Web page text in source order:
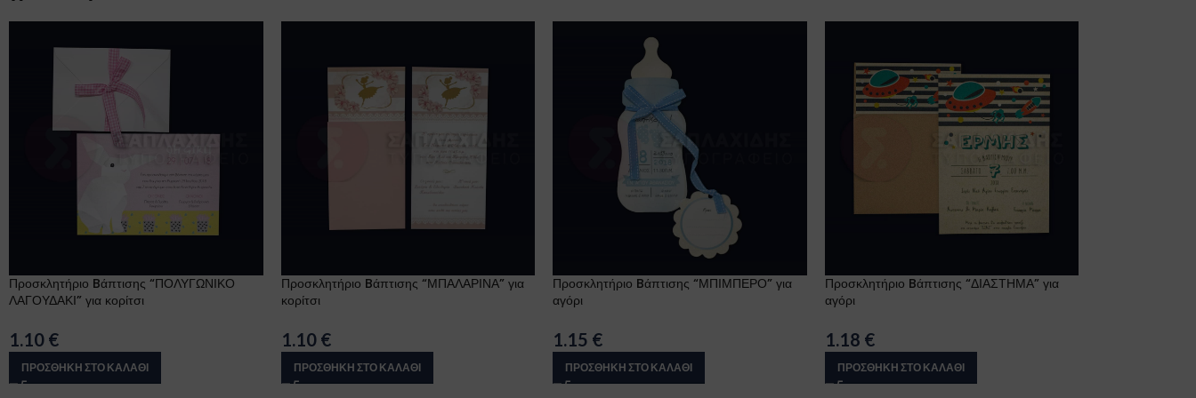
Προσκλητήριο Bάπτισης “ΠΟΛΥΓΩΝΙΚΟ
ΛΑΓΟΥΔΑΚΙ” για κορίτσι
1.10 €
ΠΡΟΣΘΉΚΗ ΣΤΟ ΚΑΛΆΘΙ
Προσκλητήριο Bάπτισης “ΜΠΑΛΑΡΙΝΑ” για
κορίτσι
1.10 €
ΠΡΟΣΘΉΚΗ ΣΤΟ ΚΑΛΆΘΙ
Προσκλητήριο Bάπτισης “ΜΠΙΜΠΕΡΟ” για
αγόρι
1.15 €
ΠΡΟΣΘΉΚΗ ΣΤΟ ΚΑΛΆΘΙ
Προσκλητήριο Bάπτισης “ΔΙΑΣΤΗΜΑ” για
αγόρι
1.18 €
ΠΡΟΣΘΉΚΗ ΣΤΟ ΚΑΛΆΘΙ